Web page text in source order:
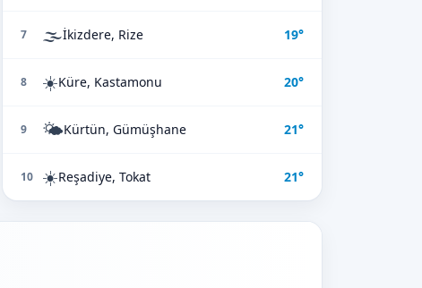
7 🌫️İkizdere, Rize 19°
8 ☀️Küre, Kastamonu 20°
9 🌤️Kürtün, Gümüşhane 21°
10 ☀️Reşadiye, Tokat 21°